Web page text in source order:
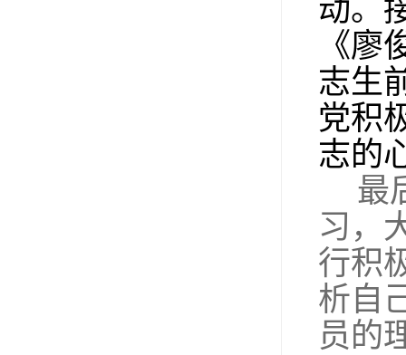
动。
《廖
志生
党积
志的
最
习，
行积
析自
员的